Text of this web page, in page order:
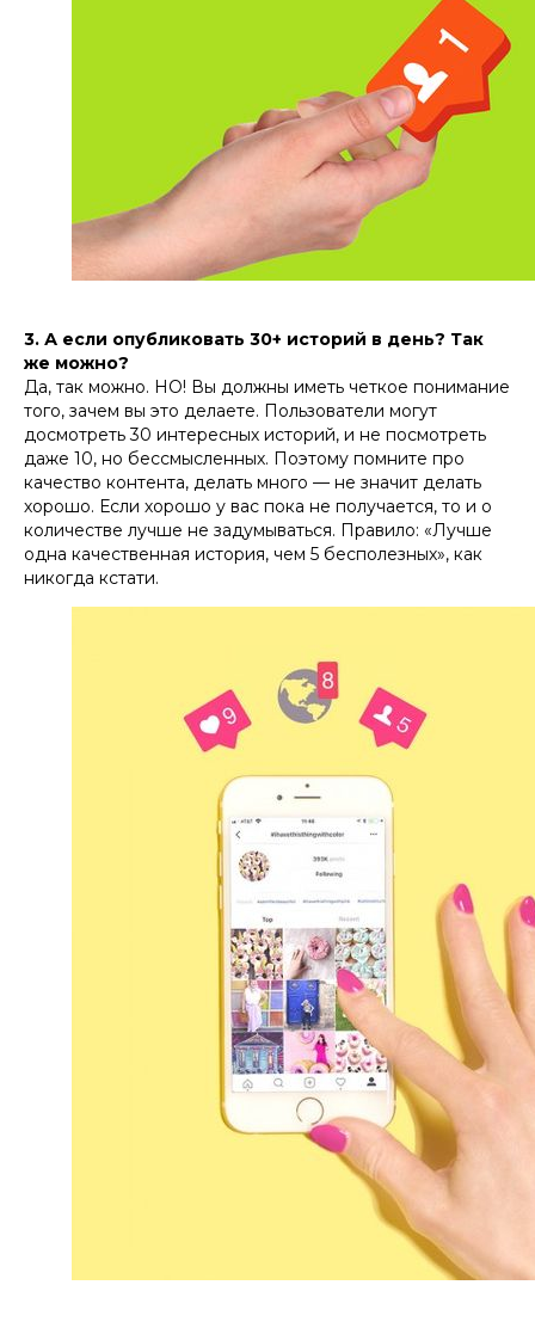
3. А если опубликовать 30+ историй в день? Так
же можно?
Да, так можно. НО! Вы должны иметь четкое понимание
того, зачем вы это делаете. Пользователи могут
досмотреть 30 интересных историй, и не посмотреть
даже 10, но бессмысленных. Поэтому помните про
качество контента, делать много — не значит делать
хорошо. Если хорошо у вас пока не получается, то и о
количестве лучше не задумываться. Правило: «Лучше
одна качественная история, чем 5 бесполезных», как
никогда кстати.